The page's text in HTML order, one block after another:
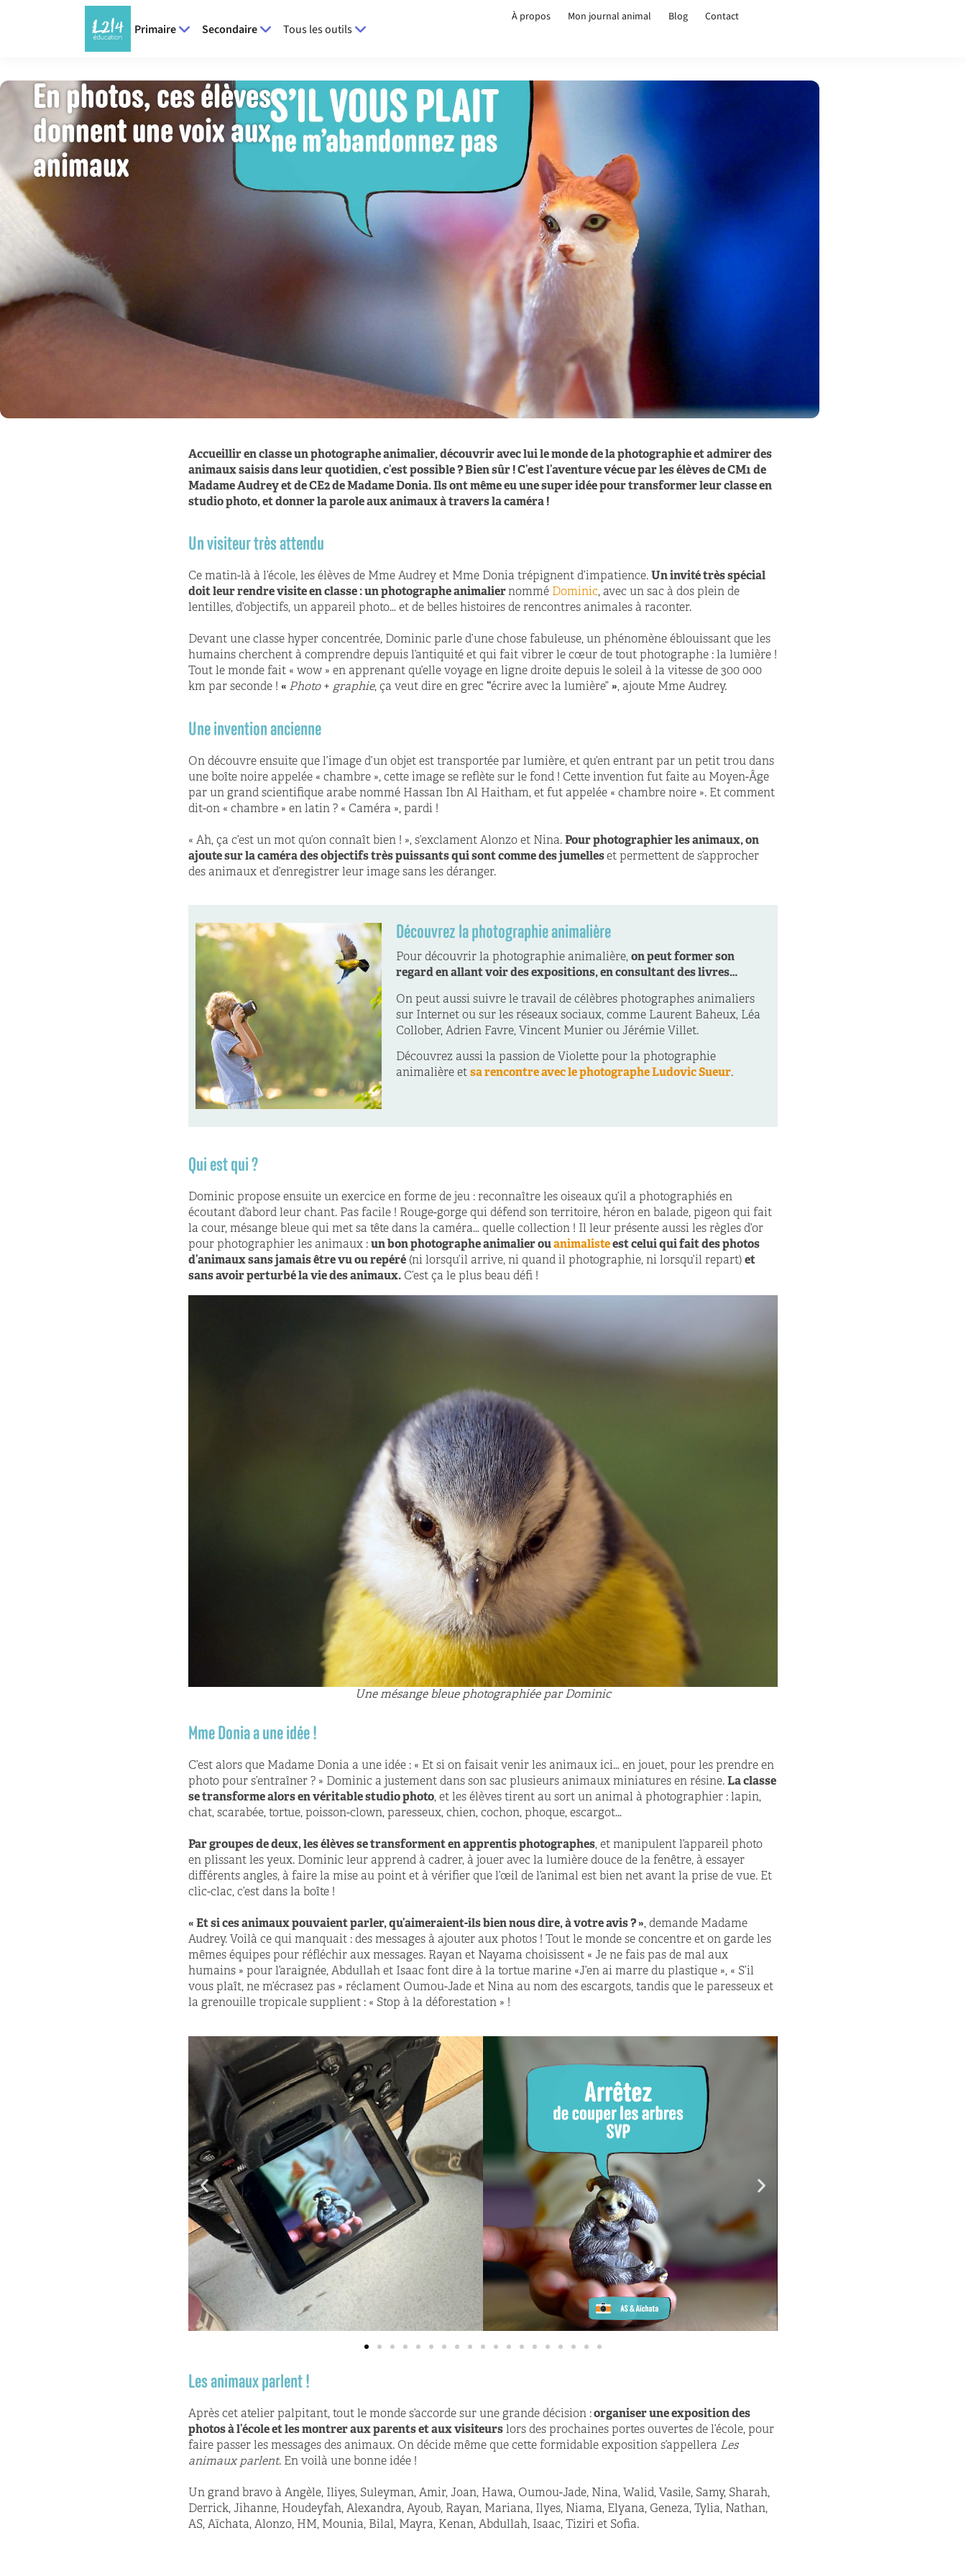
Primaire Secondaire Tous les outils
À propos Mon journal animal Blog Contact
En photos, ces élèves
donnent une voix aux
animaux
Accueillir en classe un photographe animalier, découvrir avec lui le monde de la photographie et admirer des
animaux saisis dans leur quotidien, c’est possible ? Bien sûr ! C’est l’aventure vécue par les élèves de CM1 de
Madame Audrey et de CE2 de Madame Donia. Ils ont même eu une super idée pour transformer leur classe en
studio photo, et donner la parole aux animaux à travers la caméra !
Un visiteur très attendu
Ce matin-là à l’école, les élèves de Mme Audrey et Mme Donia trépignent d’impatience. Un invité très spécial
doit leur rendre visite en classe : un photographe animaliernommé Dominic, avec un sac à dos plein de
lentilles, d’objectifs, un appareil photo… et de belles histoires de rencontres animales à raconter.
Devant une classe hyper concentrée, Dominic parle d’une chose fabuleuse, un phénomène éblouissant que les
humains cherchent à comprendre depuis l’antiquité et qui fait vibrer le cœur de tout photographe : la lumière !
Tout le monde fait « wow » en apprenant qu’elle voyage en ligne droite depuis le soleil à la vitesse de 300 000
km par seconde ! « Photo+ graphie, ça veut dire en grec “écrire avec la lumière” », ajoute Mme Audrey.
Une invention ancienne
On découvre ensuite que l’image d’un objet est transportée par lumière, et qu’en entrant par un petit trou dans
une boîte noire appelée « chambre », cette image se reflète sur le fond ! Cette invention fut faite au Moyen-Âge
par un grand scientifique arabe nommé Hassan Ibn Al Haitham, et fut appelée « chambre noire ». Et comment
dit-on « chambre » en latin ? « Caméra », pardi !
« Ah, ça c’est un mot qu’on connaît bien ! », s’exclament Alonzo et Nina. Pour photographier les animaux, on
ajoute sur la caméra des objectifs très puissants qui sont comme des jumelleset permettent de s’approcher
des animaux et d’enregistrer leur image sans les déranger.
Découvrez la photographie animalière
Pourdécouvrir la photographie animalière, onpeut former son
regard en allant voir des expositions, en consultant des livres…
On peut aussi suivre le travail de célèbres photographes animaliers
sur Internet ou sur les réseaux sociaux, comme Laurent Baheux, Léa
Collober, Adrien Favre, Vincent Munier ou Jérémie Villet.
Découvrez aussi la passion de Violette pour la photographie
animalière et sa rencontre avec le photographe Ludovic Sueur.
Qui est qui ?
Dominic propose ensuite un exercice en forme de jeu : reconnaître les oiseaux qu’il a photographiés en
écoutant d’abord leur chant. Pas facile ! Rouge-gorge qui défend son territoire, héron en balade, pigeon qui fait
la cour, mésange bleue qui met sa tête dans la caméra… quelle collection ! Il leur présente aussi les règles d’or
pour photographier les animaux : un bon photographe animalier ouanimalisteest celui qui fait des photos
d’animaux sans jamais être vu ou repéré (ni lorsqu’il arrive, ni quand il photographie, ni lorsqu’il repart) et
sans avoir perturbé la vie des animaux. C’est ça le plus beau défi !
Une mésange bleue photographiée par Dominic
Mme Donia a une idée !
C’est alors que Madame Donia a une idée : « Et si on faisait venir les animaux ici… en jouet, pour les prendre en
photo pour s’entraîner ? » Dominic a justement dans son sac plusieurs animaux miniatures en résine. La classe
se transforme alors en véritable studio photo, et les élèves tirent au sort un animal à photographier : lapin,
chat, scarabée, tortue, poisson-clown, paresseux, chien, cochon, phoque, escargot…
Par groupes de deux, les élèves se transforment en apprentis photographes, et manipulent l’appareil photo
en plissant les yeux. Dominic leur apprend à cadrer, à jouer avec la lumière douce de la fenêtre, à essayer
différents angles, à faire la mise au point et à vérifier que l’œil de l’animal est bien net avant la prise de vue. Et
clic-clac, c’est dans la boîte !
« Et si ces animaux pouvaient parler, qu’aimeraient-ils bien nous dire, à votre avis ? », demande Madame
Audrey. Voilà ce qui manquait : des messages à ajouter aux photos ! Tout le monde se concentre et on garde les
mêmes équipes pour réfléchir aux messages. Rayan et Nayama choisissent « Je ne fais pas de mal aux
humains » pour l’araignée, Abdullah et Isaac font dire à la tortue marine «J’en ai marre du plastique », « S’il
vous plaît, ne m’écrasez pas » réclament Oumou-Jade et Nina au nom des escargots, tandis que le paresseux et
la grenouille tropicale supplient : « Stop à la déforestation » !
Les animaux parlent !
Après cet atelier palpitant, tout le monde s’accorde sur une grande décision :organiser une exposition des
photos à l’école et les montrer aux parents et aux visiteurs lors des prochaines portes ouvertes de l’école, pour
faire passer les messages des animaux. On décide même que cette formidable exposition s’appellera Les
animaux parlent. En voilà une bonne idée !
Un grand bravo à Angèle, Iliyes, Suleyman, Amir, Joan, Hawa, Oumou-Jade, Nina, Walid, Vasile, Samy, Sharah,
Derrick, Jihanne, Houdeyfah, Alexandra, Ayoub, Rayan, Mariana, Ilyes, Niama, Elyana, Geneza, Tylia, Nathan,
AS, Aïchata, Alonzo, HM, Mounia, Bilal, Mayra, Kenan, Abdullah, Isaac, Tiziri et Sofia.